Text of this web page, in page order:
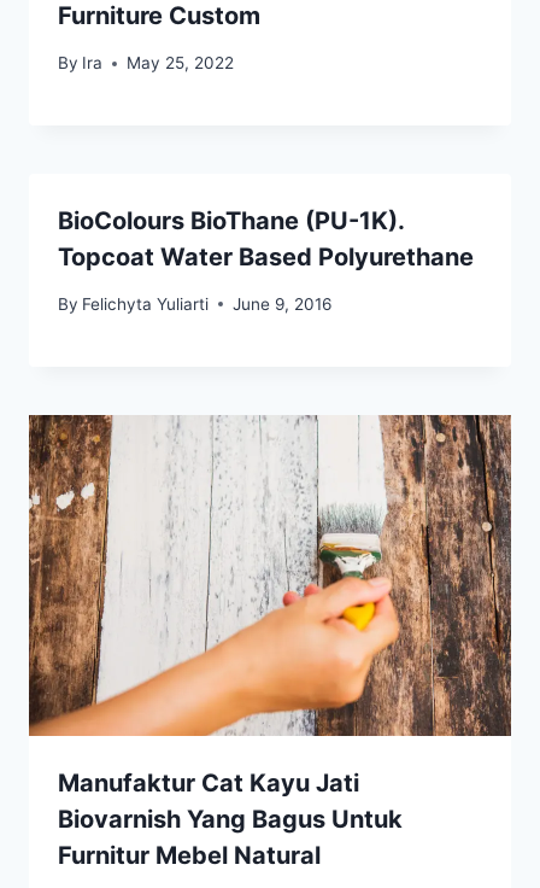
Furniture Custom
By Ira May 25, 2022
BioColours BioThane (PU-1K).
Topcoat Water Based Polyurethane
By Felichyta Yuliarti June 9, 2016
Manufaktur Cat Kayu Jati
Biovarnish Yang Bagus Untuk
Furnitur Mebel Natural